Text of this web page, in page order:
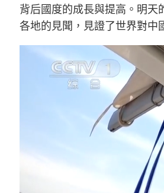
背后國度的成長與提高。明天
各地的見聞，見證了世界對中